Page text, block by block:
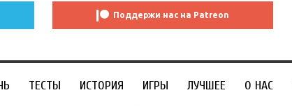
Поддержи нас на Patreon
ТЕСТЫ ИСТОРИЯ ИГРЫ ЛУЧШЕЕ О НАС